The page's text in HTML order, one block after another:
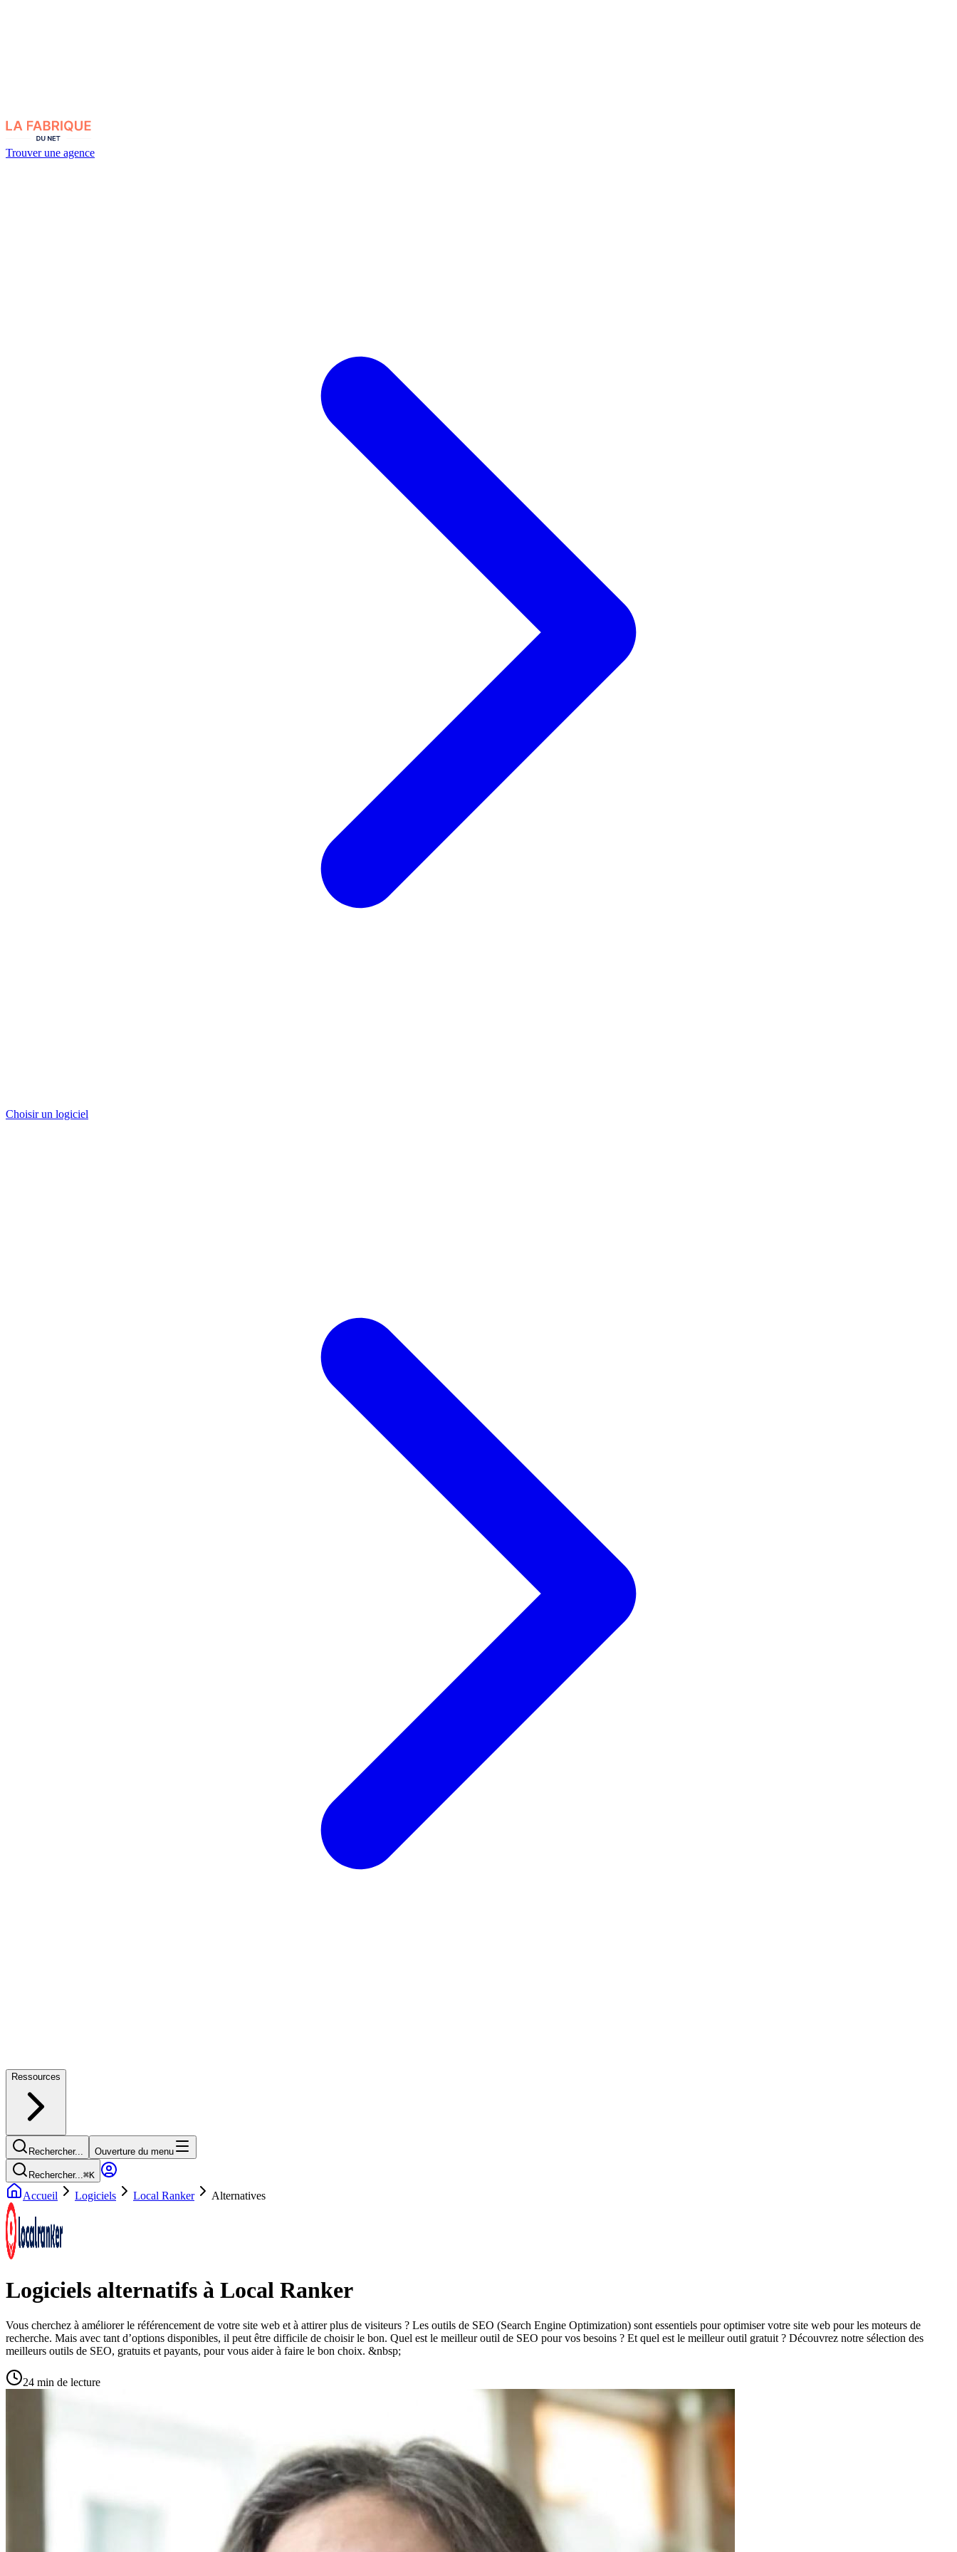
Trouver une agence
Choisir un logiciel
Ressources
Rechercher... Ouverture du menu
Rechercher...⌘K
Accueil Logiciels Local Ranker Alternatives
Logiciels alternatifs à Local Ranker
Vous cherchez à améliorer le référencement de votre site web et à attirer plus de visiteurs ? Les outils de SEO (Search Engine Optimization) sont essentiels pour optimiser votre site web pour les moteurs de
recherche. Mais avec tant d’options disponibles, il peut être difficile de choisir le bon. Quel est le meilleur outil de SEO pour vos besoins ? Et quel est le meilleur outil gratuit ? Découvrez notre sélection des
meilleurs outils de SEO, gratuits et payants, pour vous aider à faire le bon choix. &nbsp;
24 min de lecture